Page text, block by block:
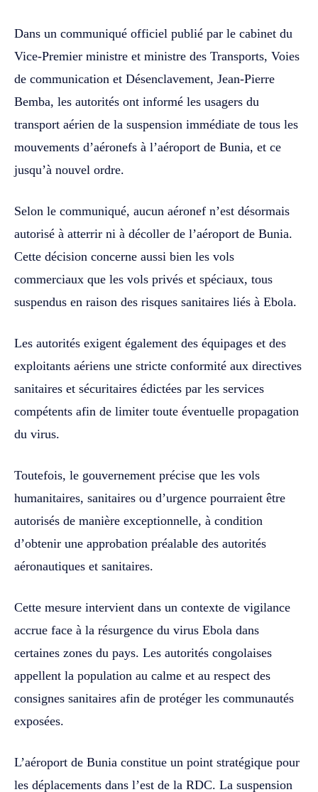
Dans un communiqué officiel publié par le cabinet du
Vice-Premier ministre et ministre des Transports, Voies
de communication et Désenclavement, Jean-Pierre
Bemba, les autorités ont informé les usagers du
transport aérien de la suspension immédiate de tous les
mouvements d’aéronefs à l’aéroport de Bunia, et ce
jusqu’à nouvel ordre.
Selon le communiqué, aucun aéronef n’est désormais
autorisé à atterrir ni à décoller de l’aéroport de Bunia.
Cette décision concerne aussi bien les vols
commerciaux que les vols privés et spéciaux, tous
suspendus en raison des risques sanitaires liés à Ebola.
Les autorités exigent également des équipages et des
exploitants aériens une stricte conformité aux directives
sanitaires et sécuritaires édictées par les services
compétents afin de limiter toute éventuelle propagation
du virus.
Toutefois, le gouvernement précise que les vols
humanitaires, sanitaires ou d’urgence pourraient être
autorisés de manière exceptionnelle, à condition
d’obtenir une approbation préalable des autorités
aéronautiques et sanitaires.
Cette mesure intervient dans un contexte de vigilance
accrue face à la résurgence du virus Ebola dans
certaines zones du pays. Les autorités congolaises
appellent la population au calme et au respect des
consignes sanitaires afin de protéger les communautés
exposées.
L’aéroport de Bunia constitue un point stratégique pour
les déplacements dans l’est de la RDC. La suspension